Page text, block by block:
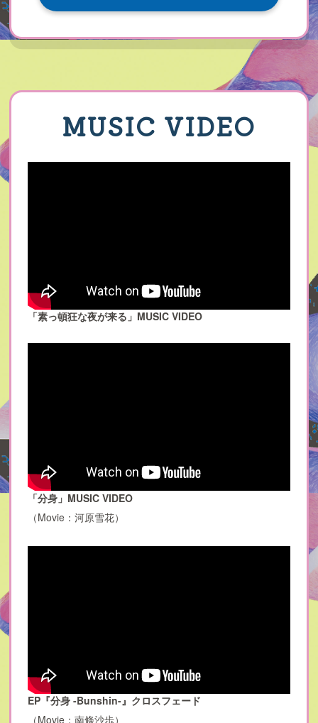
MUSIC VIDEO
「素っ頓狂な夜が来る」MUSIC VIDEO
「分身」MUSIC VIDEO
（Movie：河原雪花）
EP『分身 -Bunshin-』クロスフェード
（Movie：南條沙歩）